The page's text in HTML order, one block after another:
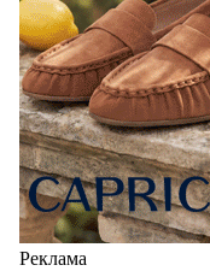
Реклама